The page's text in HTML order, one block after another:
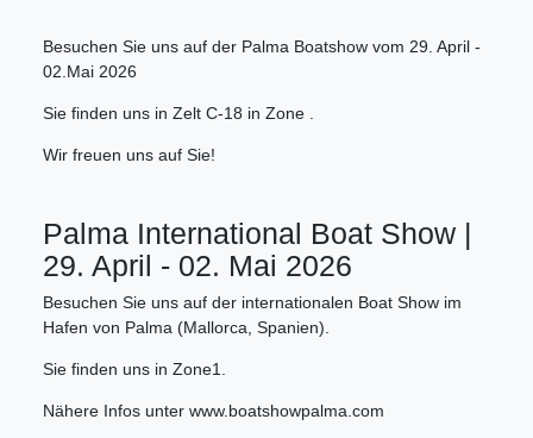
Besuchen Sie uns auf der Palma Boatshow vom 29. April -
02.Mai 2026
Sie finden uns in Zelt C-18 in Zone .
Wir freuen uns auf Sie!
Palma International Boat Show |
29. April - 02. Mai 2026
Besuchen Sie uns auf der internationalen Boat Show im
Hafen von Palma (Mallorca, Spanien).
Sie finden uns in Zone1.
Nähere Infos unter www.boatshowpalma.com